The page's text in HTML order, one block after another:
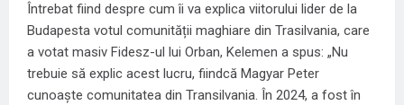
Întrebat fiind despre cum îi va explica viitorului lider de la
Budapesta votul comunității maghiare din Trasilvania, care
a votat masiv Fidesz-ul lui Orban, Kelemen a spus: „Nu
trebuie să explic acest lucru, fiindcă Magyar Peter
cunoaște comunitatea din Transilvania. În 2024, a fost în